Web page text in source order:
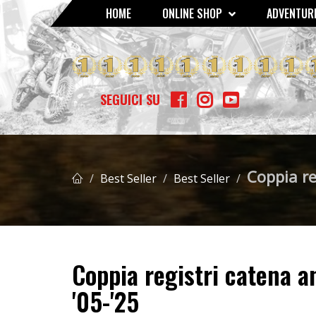
HOME ONLINE SHOP
SEGUICI SU
Best Seller Best Seller Coppia
Coppia registri catena
'05-'25